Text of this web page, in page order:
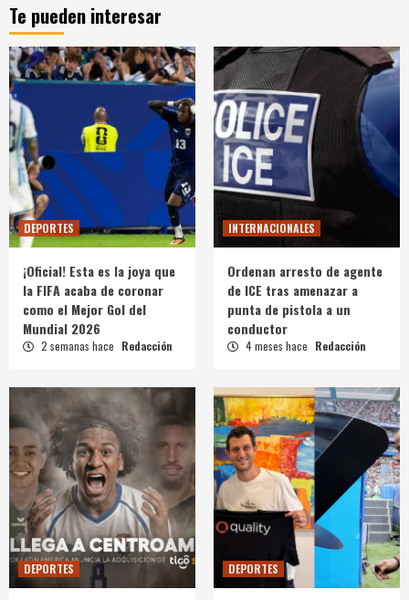
Te pueden interesar
DEPORTES
¡Oficial! Esta es la joya que
la FIFA acaba de coronar
como el Mejor Gol del
Mundial 2026
2 semanas hace Redacción
INTERNACIONALES
Ordenan arresto de agente
de ICE tras amenazar a
punta de pistola a un
conductor
4 meses hace Redacción
DEPORTES DEPORTES